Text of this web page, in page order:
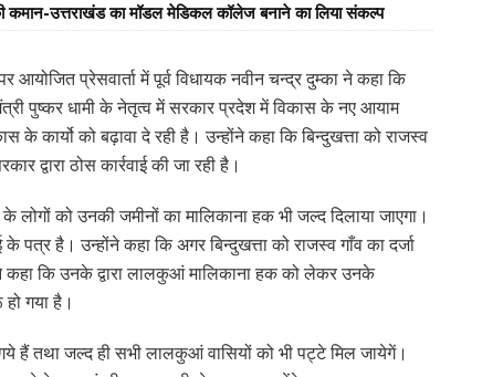
कमान-उत्तराखंड का मॉडल मेडिकल कॉलेज बनाने का लिया संकल्प
प्रेसवार्ता में पूर्व विधायक नवीन चन्द्र दुम्का ने कहा कि
पुष्कर धामी के नेतृत्व में सरकार प्रदेश में विकास के नए आयाम
कार्यो को बढ़ावा दे रही है। उन्होंने कहा कि बिन्दुखत्ता को राजस्व
द्वारा ठोस कार्रवाई की जा रही है।
को उनकी जमीनों का मालिकाना हक भी जल्द दिलाया जाएगा।
पत्र है। उन्होंने कहा कि अगर बिन्दुखत्ता को राजस्व गाँव का दर्जा
कहा कि उनके द्वारा लालकुआं मालिकाना हक को लेकर उनके
गया है।
हैं तथा जल्द ही सभी लालकुआं वासियों को भी पट्टे मिल जायेगें।